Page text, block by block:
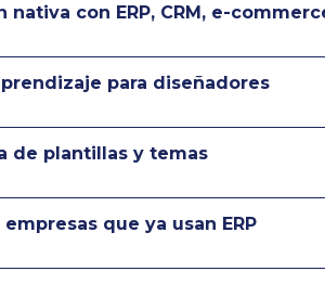
nativa con ERP, CRM, e-
para diseñadores
de plantillas y temas
empresas que ya usan ERP